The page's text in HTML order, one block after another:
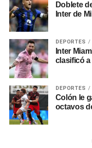
Doblete
Inter de
DEPORTES
Inter
clasificó
DEPORTES
Colón le
octavos